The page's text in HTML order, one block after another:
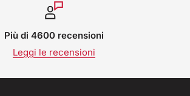
Più di 4600 recensioni
Leggi le recensioni